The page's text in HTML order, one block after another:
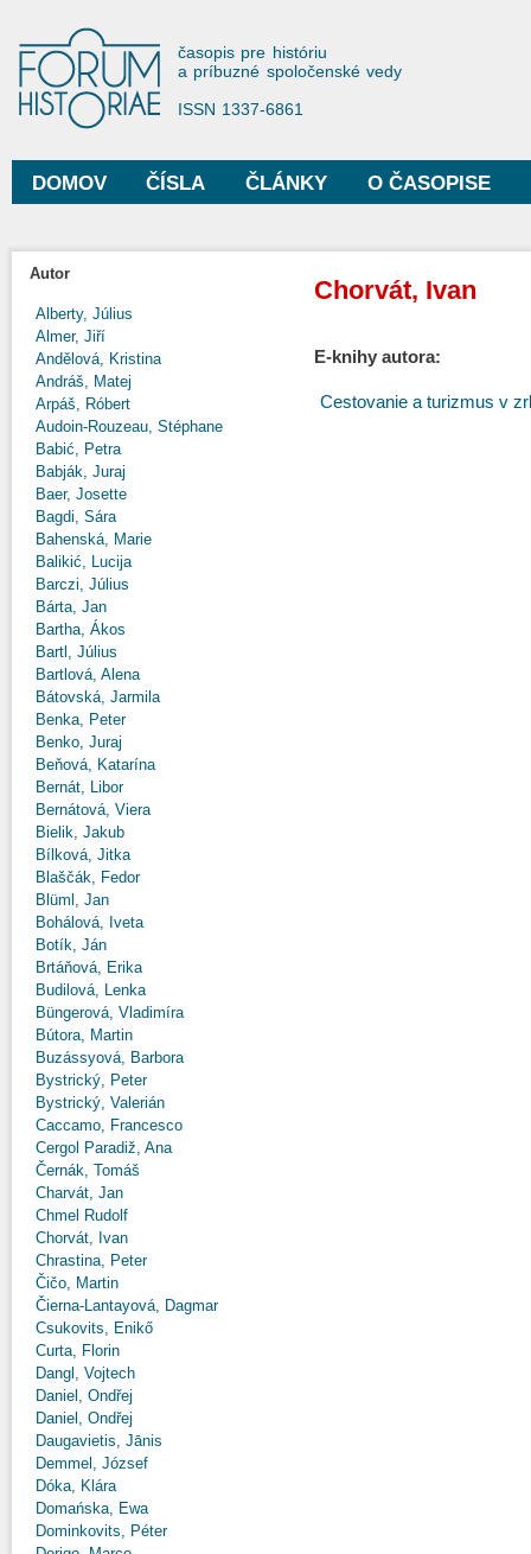
Forum Historiae
časopis pre históriu
a príbuzné spoločenské vedy
ISSN 1337-6861
Hlavné menu
DOMOV ČÍSLA ČLÁNKY O ČASOPISE
Autor
Alberty, Július
Almer, Jiří
Andělová, Kristina
Andráš, Matej
Arpáš, Róbert
Audoin-Rouzeau, Stéphane
Babić, Petra
Babják, Juraj
Baer, Josette
Bagdi, Sára
Bahenská, Marie
Balikić, Lucija
Barczi, Július
Bárta, Jan
Bartha, Ákos
Bartl, Július
Bartlová, Alena
Bátovská, Jarmila
Benka, Peter
Benko, Juraj
Beňová, Katarína
Bernát, Libor
Bernátová, Viera
Bielik, Jakub
Bílková, Jitka
Blaščák, Fedor
Blüml, Jan
Bohálová, Iveta
Botík, Ján
Brtáňová, Erika
Budilová, Lenka
Büngerová, Vladimíra
Bútora, Martin
Buzássyová, Barbora
Bystrický, Peter
Bystrický, Valerián
Caccamo, Francesco
Cergol Paradiž, Ana
Černák, Tomáš
Charvát, Jan
Chmel Rudolf
Chorvát, Ivan
Chrastina, Peter
Čičo, Martin
Čierna-Lantayová, Dagmar
Csukovits, Enikő
Curta, Florin
Dangl, Vojtech
Daniel, Ondřej
Daniel, Ondřej
Daugavietis, Jānis
Demmel, József
Dóka, Klára
Domańska, Ewa
Dominkovits, Péter
Chorvát, Ivan
E-knihy autora:
Cestovanie a turizmus v